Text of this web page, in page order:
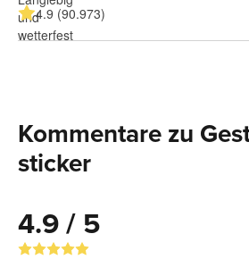
4.9 (90.973)
Kommentare zu
sticker
4.9 / 5